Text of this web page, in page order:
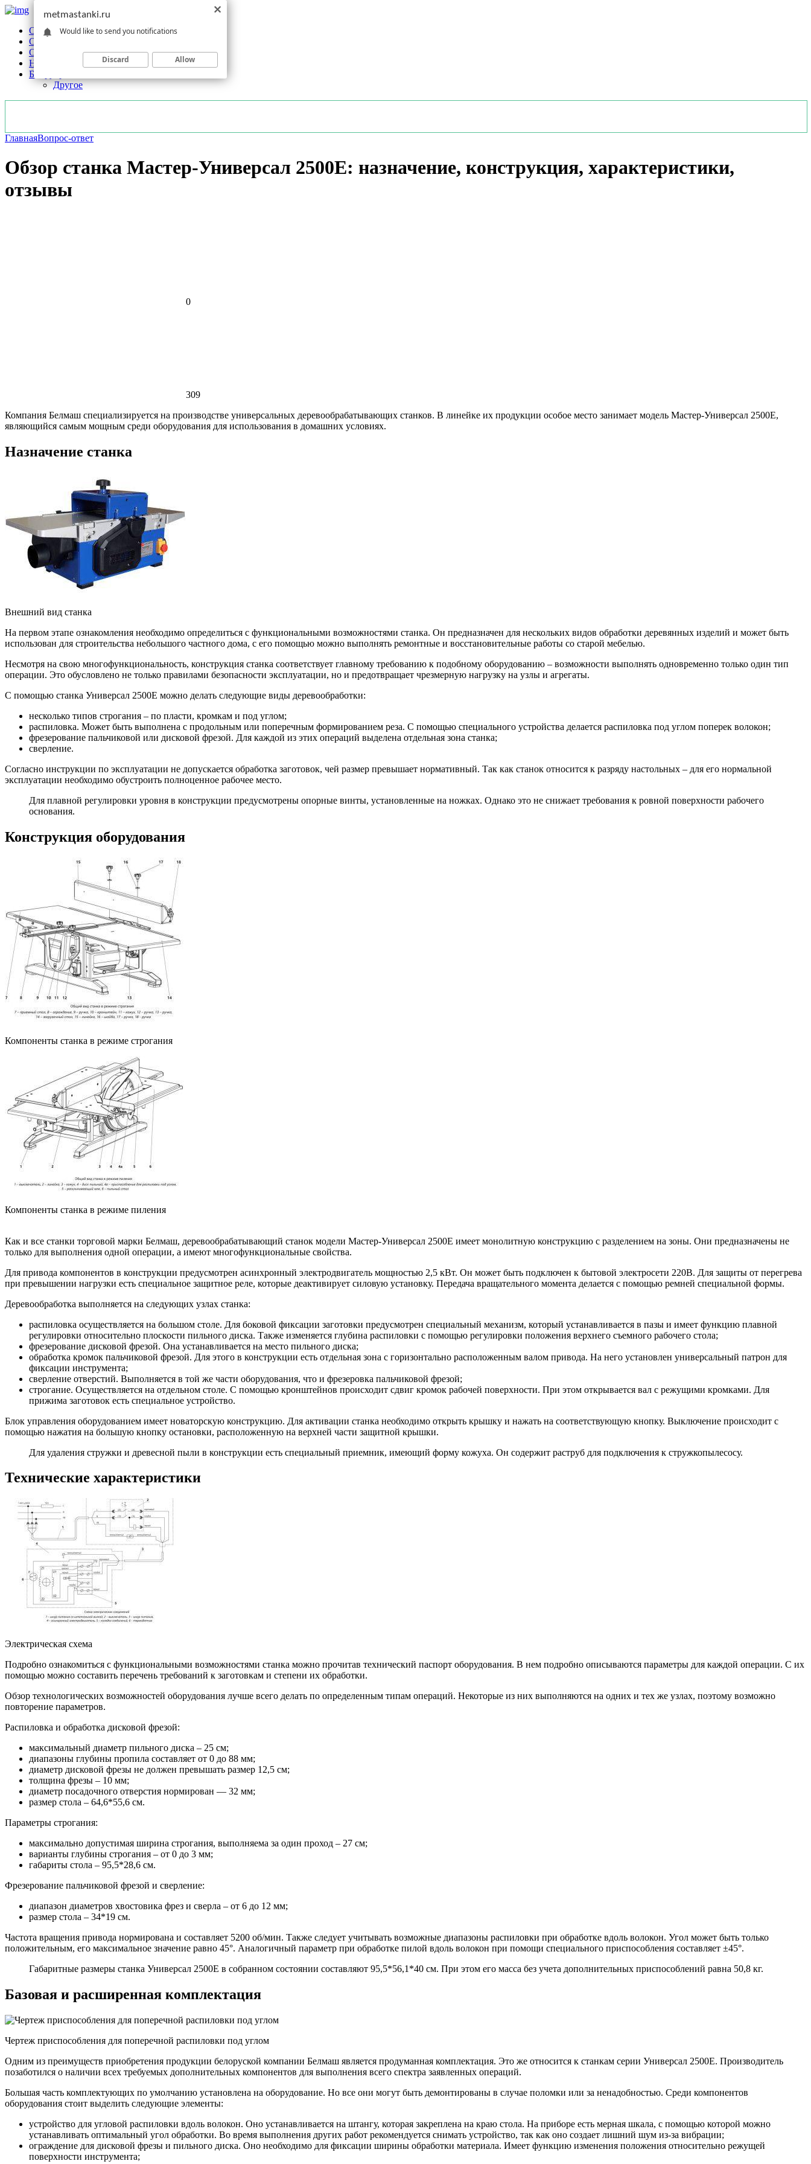
Обзоры станков
Оборудование
Обработка
Новости отрасли
Без рубрики
Другое
ГлавнаяВопрос-ответ
Обзор станка Мастер-Универсал 2500Е: назначение, конструкция, характеристики,
отзывы
0
309
Компания Белмаш специализируется на производстве универсальных деревообрабатывающих станков. В линейке их продукции особое место занимает модель Мастер-Универсал 2500Е,
являющийся самым мощным среди оборудования для использования в домашних условиях.
Назначение станка
Внешний вид станка
На первом этапе ознакомления необходимо определиться с функциональными возможностями станка. Он предназначен для нескольких видов обработки деревянных изделий и может быть
использован для строительства небольшого частного дома, с его помощью можно выполнять ремонтные и восстановительные работы со старой мебелью.
Несмотря на свою многофункциональность, конструкция станка соответствует главному требованию к подобному оборудованию – возможности выполнять одновременно только один тип
операции. Это обусловлено не только правилами безопасности эксплуатации, но и предотвращает чрезмерную нагрузку на узлы и агрегаты.
С помощью станка Универсал 2500Е можно делать следующие виды деревообработки:
несколько типов строгания – по пласти, кромкам и под углом;
распиловка. Может быть выполнена с продольным или поперечным формированием реза. С помощью специального устройства делается распиловка под углом поперек волокон;
фрезерование пальчиковой или дисковой фрезой. Для каждой из этих операций выделена отдельная зона станка;
сверление.
Согласно инструкции по эксплуатации не допускается обработка заготовок, чей размер превышает нормативный. Так как станок относится к разряду настольных – для его нормальной
эксплуатации необходимо обустроить полноценное рабочее место.
Для плавной регулировки уровня в конструкции предусмотрены опорные винты, установленные на ножках. Однако это не снижает требования к ровной поверхности рабочего
основания.
Конструкция оборудования
Компоненты станка в режиме строгания
Компоненты станка в режиме пиления
Как и все станки торговой марки Белмаш, деревообрабатывающий станок модели Мастер-Универсал 2500Е имеет монолитную конструкцию с разделением на зоны. Они предназначены не
только для выполнения одной операции, а имеют многофункциональные свойства.
Для привода компонентов в конструкции предусмотрен асинхронный электродвигатель мощностью 2,5 кВт. Он может быть подключен к бытовой электросети 220В. Для защиты от перегрева
при превышении нагрузки есть специальное защитное реле, которые деактивирует силовую установку. Передача вращательного момента делается с помощью ремней специальной формы.
Деревообработка выполняется на следующих узлах станка:
распиловка осуществляется на большом столе. Для боковой фиксации заготовки предусмотрен специальный механизм, который устанавливается в пазы и имеет функцию плавной
регулировки относительно плоскости пильного диска. Также изменяется глубина распиловки с помощью регулировки положения верхнего съемного рабочего стола;
фрезерование дисковой фрезой. Она устанавливается на место пильного диска;
обработка кромок пальчиковой фрезой. Для этого в конструкции есть отдельная зона с горизонтально расположенным валом привода. На него установлен универсальный патрон для
фиксации инструмента;
сверление отверстий. Выполняется в той же части оборудования, что и фрезеровка пальчиковой фрезой;
строгание. Осуществляется на отдельном столе. С помощью кронштейнов происходит сдвиг кромок рабочей поверхности. При этом открывается вал с режущими кромками. Для
прижима заготовок есть специальное устройство.
Блок управления оборудованием имеет новаторскую конструкцию. Для активации станка необходимо открыть крышку и нажать на соответствующую кнопку. Выключение происходит с
помощью нажатия на большую кнопку остановки, расположенную на верхней части защитной крышки.
Для удаления стружки и древесной пыли в конструкции есть специальный приемник, имеющий форму кожуха. Он содержит раструб для подключения к стружкопылесосу.
Технические характеристики
Электрическая схема
Подробно ознакомиться с функциональными возможностями станка можно прочитав технический паспорт оборудования. В нем подробно описываются параметры для каждой операции. С их
помощью можно составить перечень требований к заготовкам и степени их обработки.
Обзор технологических возможностей оборудования лучше всего делать по определенным типам операций. Некоторые из них выполняются на одних и тех же узлах, поэтому возможно
повторение параметров.
Распиловка и обработка дисковой фрезой:
максимальный диаметр пильного диска – 25 см;
диапазоны глубины пропила составляет от 0 до 88 мм;
диаметр дисковой фрезы не должен превышать размер 12,5 см;
толщина фрезы – 10 мм;
диаметр посадочного отверстия нормирован — 32 мм;
размер стола – 64,6*55,6 см.
Параметры строгания:
максимально допустимая ширина строгания, выполняема за один проход – 27 см;
варианты глубины строгания – от 0 до 3 мм;
габариты стола – 95,5*28,6 см.
Фрезерование пальчиковой фрезой и сверление:
диапазон диаметров хвостовика фрез и сверла – от 6 до 12 мм;
размер стола – 34*19 см.
Частота вращения привода нормирована и составляет 5200 об/мин. Также следует учитывать возможные диапазоны распиловки при обработке вдоль волокон. Угол может быть только
положительным, его максимальное значение равно 45°. Аналогичный параметр при обработке пилой вдоль волокон при помощи специального приспособления составляет ±45°.
Габаритные размеры станка Универсал 2500Е в собранном состоянии составляют 95,5*56,1*40 см. При этом его масса без учета дополнительных приспособлений равна 50,8 кг.
Базовая и расширенная комплектация
Чертеж приспособления для поперечной распиловки под углом
Одним из преимуществ приобретения продукции белоруской компании Белмаш является продуманная комплектация. Это же относится к станкам серии Универсал 2500Е. Производитель
позаботился о наличии всех требуемых дополнительных компонентов для выполнения всего спектра заявленных операций.
Большая часть комплектующих по умолчанию установлена на оборудование. Но все они могут быть демонтированы в случае поломки или за ненадобностью. Среди компонентов
оборудования стоит выделить следующие элементы:
устройство для угловой распиловки вдоль волокон. Оно устанавливается на штангу, которая закреплена на краю стола. На приборе есть мерная шкала, с помощью которой можно
устанавливать оптимальный угол обработки. Во время выполнения других работ рекомендуется снимать устройство, так как оно создает лишний шум из-за вибрации;
ограждение для дисковой фрезы и пильного диска. Оно необходимо для фиксации ширины обработки материала. Имеет функцию изменения положения относительно режущей
поверхности инструмента;
metmastanki.ru
Would like to send you notifications
Discard Allow